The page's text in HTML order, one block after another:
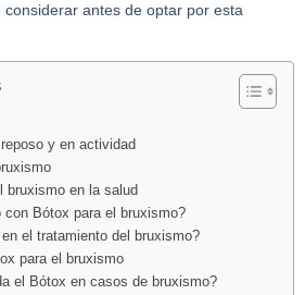
antes de optar por esta
y en actividad
en la salud
Bótox para el bruxismo?
el tratamiento del bruxismo?
para el bruxismo
el Bótox en casos de bruxismo?